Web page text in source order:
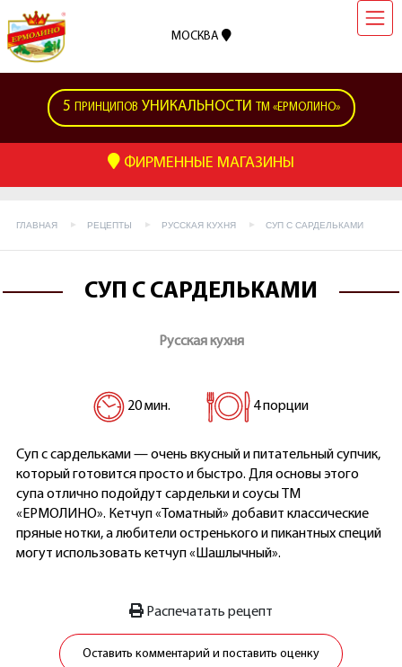
МОСКВА
5 ПРИНЦИПОВ УНИКАЛЬНОСТИ ТМ «ЕРМОЛИНО»
ФИРМЕННЫЕ МАГАЗИНЫ
ГЛАВНАЯ РЕЦЕПТЫ РУССКАЯ КУХНЯ СУП С САРДЕЛЬКАМИ
СУП С САРДЕЛЬКАМИ
Русская кухня
20 мин. 4 порции
Суп с сардельками — очень вкусный и питательный супчик,
который готовится просто и быстро. Для основы этого
супа отлично подойдут сардельки и соусы ТМ
«ЕРМОЛИНО». Кетчуп «Томатный» добавит классические
пряные нотки, а любители остренького и пикантных специй
могут использовать кетчуп «Шашлычный».
Распечатать рецепт
Оставить комментарий и поставить оценку